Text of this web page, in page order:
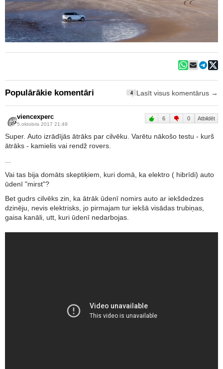
Populārākie komentāri 4 Lasīt visus komentārus →
viencexperc
5.oktobris 2017 21:49
6 0 Atbildēt
Super. Auto izrādījās ātrāks par cilvēku. Varētu nākošo testu - kurš
ātrāks - kamielis vai rendž rovers.
...
Vai tas bija domāts skeptiķiem, kuri domā, ka elektro ( hibrīdi) auto
ūdenī "mirst"?
Bet gudrs cilvēks zin, ka ātrāk ūdenī nomirs auto ar iekšdedzes
dzinēju, nevis elektrisks, jo pirmajam tur iekšā visādas trubiņas,
gaisa kanāli, utt, kuri ūdenī nedarbojas.